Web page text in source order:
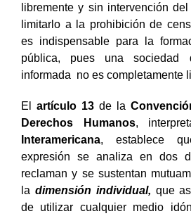
libremente y sin intervención
limitarlo a la prohibición de
es indispensable para la
pública, pues una
informada no es completamente
El artículo 13 de la
Derechos Humanos,
Interamericana, establece
expresión se analiza en dos
reclaman y se sustentan
la dimensión individual, que
de utilizar cualquier medio